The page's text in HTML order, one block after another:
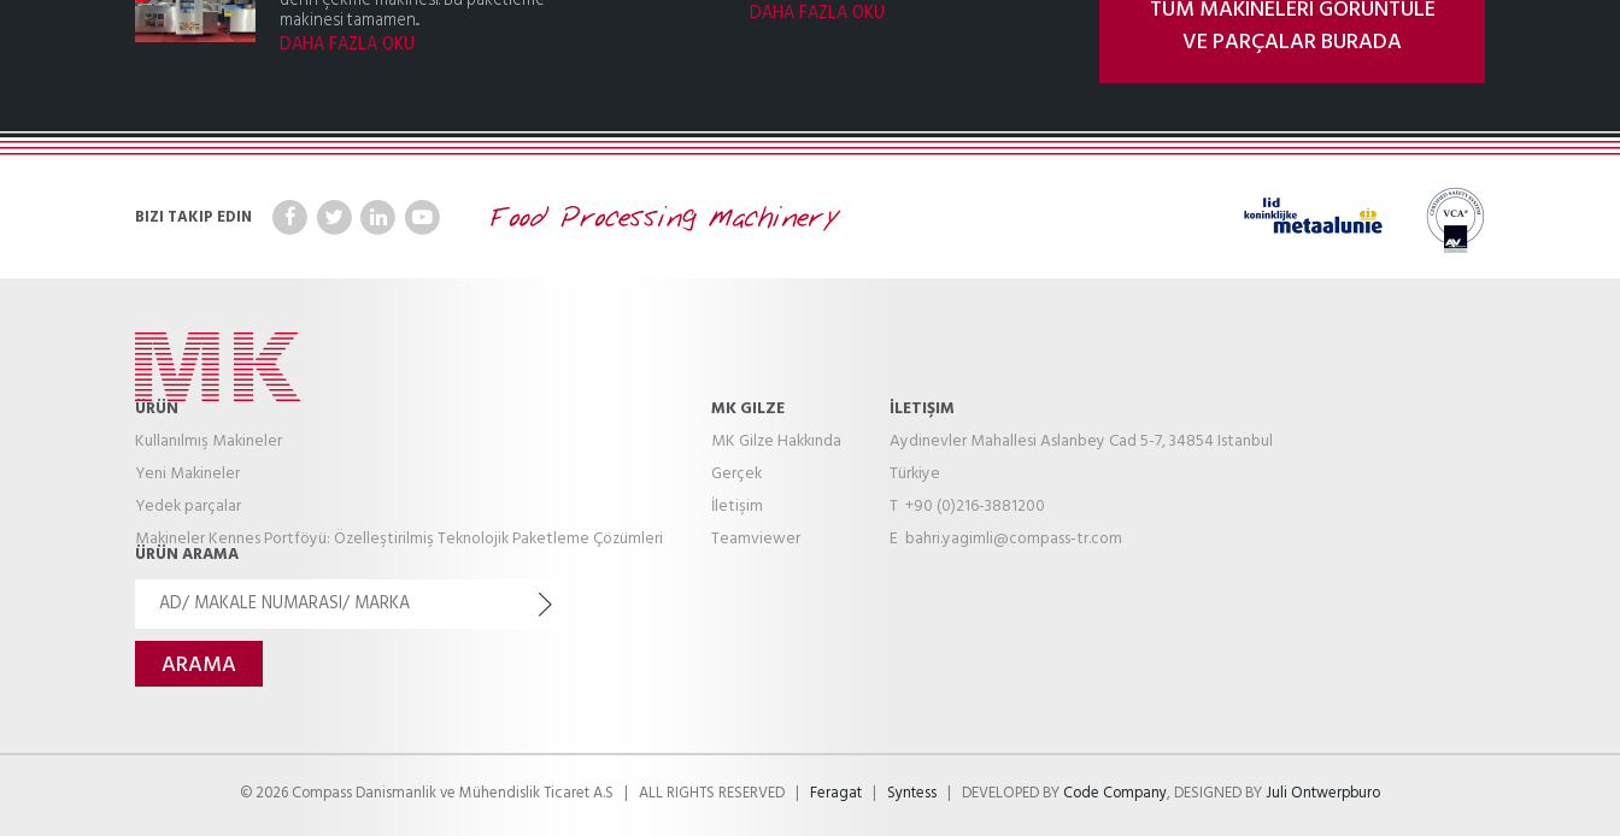
makinesi tamamen...
DAHA FAZLA OKU
DAHA FAZLA OKU
TÜM MAKINELERI GÖRÜNTÜLE
VE PARÇALAR BURADA
BIZI TAKIP EDIN
ÜRÜN
Kullanılmış Makineler
Yeni Makineler
Yedek parçalar
Makineler Kennes Portföyü: Özelleştirilmiş Teknolojik Paketleme Çözümleri
MK GILZE
MK Gilze Hakkında
Gerçek
İletişim
Teamviewer
İLETIŞIM
Aydinevler Mahallesi Aslanbey Cad 5-7, 34854 Istanbul
Türkiye
T +90 (0)216-3881200
E bahri.yagimli@compass-tr.com
ÜRÜN ARAMA
© 2026 Compass Danismanlik ve Mühendislik Ticaret A.S ALL RIGHTS RESERVED Feragat Syntess DEVELOPED BY Code Company, DESIGNED BYJuli Ontwerpburo